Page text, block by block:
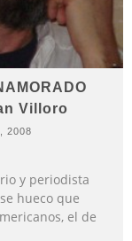
Villoro
2008
y periodista
hueco que
el de